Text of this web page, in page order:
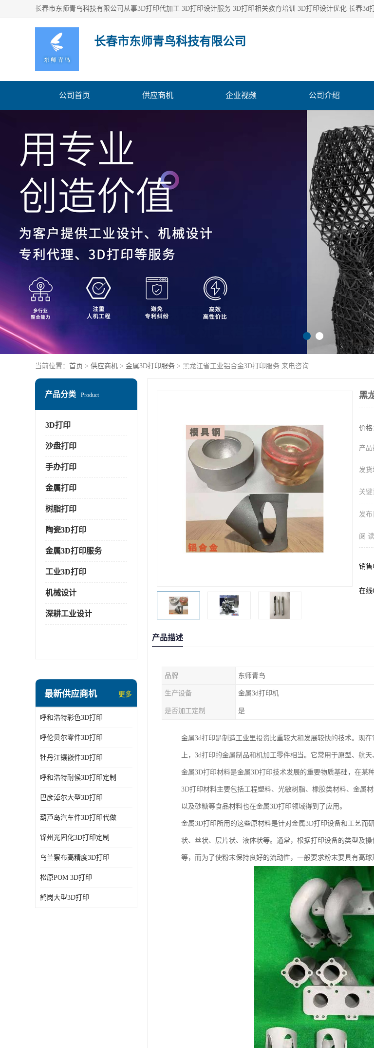
长春市东师青鸟科技有限公司
公司首页 供应商机 企业视频 公司介绍
当前位置： 首页 > 供应商机 > 金属3D打印服务 > 黑龙江省工业铝合金3D打印服务 来电咨询
产品分类 Product
3D打印
沙盘打印
手办打印
金属打印
树脂打印
陶瓷3D打印
金属3D打印服务
工业3D打印
机械设计
深耕工业设计
最新供应商机 更多
呼和浩特彩色3D打印
呼伦贝尔零件3D打印
牡丹江镶嵌件3D打印
呼和浩特耐候3D打印定制
巴彦淖尔大型3D打印
葫芦岛汽车件3D打印代做
锦州光固化3D打印定制
乌兰察布高精度3D打印
松原POM 3D打印
鹤岗大型3D打印
黑
价格
产品
发货
关键
发布
阅
销售
在线
产品描述
品牌 东师青鸟
生产设备 金属3d打印机
是否加工定制 是
金属3d打印是制造工业里投资比重较大和发展较快的技术。现
上，3d打印的金属制品和机加工零件相当。它常用于原型、航
金属3D打印材料是金属3D打印技术发展的重要物质基础，在某
3D打印材料主要包括工程塑料、光敏树脂、橡胶类材料、金属
以及砂糖等食品材料也在金属3D打印领域得到了应用。
金属3D打印所用的这些原材料是针对金属3D打印设备和工艺
状、丝状、层片状、液体状等。通常，根据打印设备的类型及
等，而为了使粉末保持良好的流动性，一般要求粉末要具有高球